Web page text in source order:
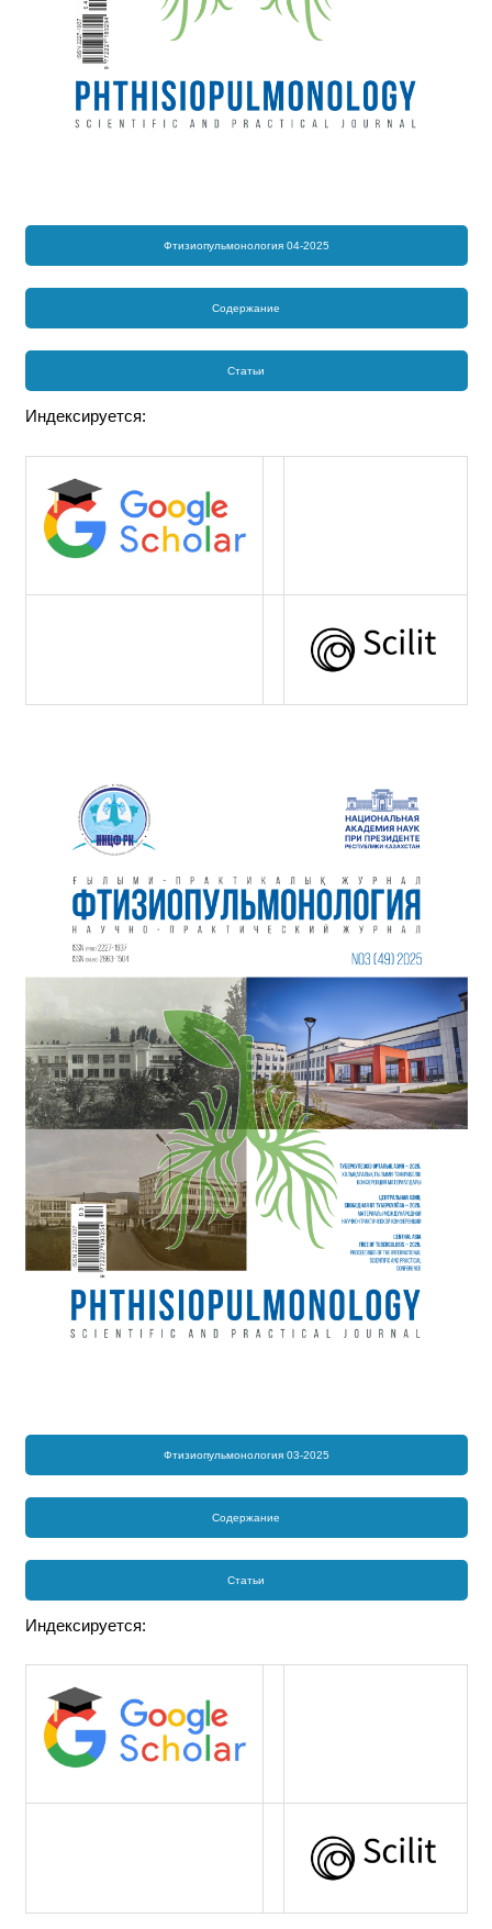
Фтизиопульмонология 04-2025
Содержание
Статьи
Индексируется:
Фтизиопульмонология 03-2025
Содержание
Статьи
Индексируется: